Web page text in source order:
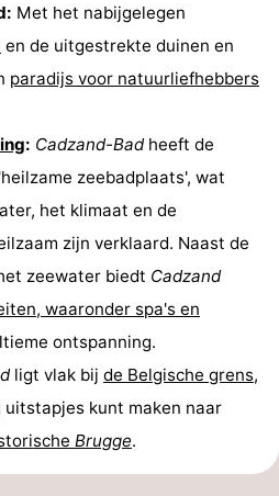
Met het nabijgelegen
en de uitgestrekte duinen en
paradijs voor natuurliefhebbers
: Cadzand-Badheeft de
zeebadplaats', wat
het klimaat en de
zijn verklaard. Naast de
zeewater biedt Cadzand
waaronder spa's en
ontspanning.
ligt vlak bij de Belgische grens,
kunt maken naar
Brugge.